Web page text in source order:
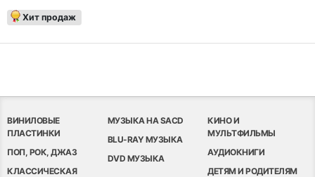
Хит продаж
ВИНИЛОВЫЕ
ПЛАСТИНКИ
ПОП, РОК, ДЖАЗ
КЛАССИЧЕСКАЯ
МУЗЫКА НА SACD
BLU-RAY МУЗЫКА
DVD МУЗЫКА
КИНО И
МУЛЬТФИЛЬМЫ
АУДИОКНИГИ
ДЕТЯМ И РОДИТЕЛЯМ